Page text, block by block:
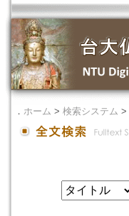
． ホーム > 検索システム >